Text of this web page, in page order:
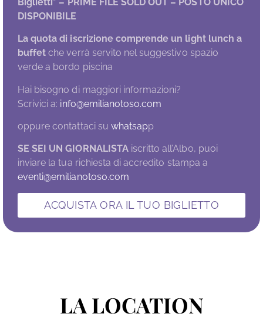
DISPONIBILE
La quota di iscrizione comprende un light lunch a
buffetche verrà servito nel suggestivo spazio
verde a bordo piscina
Hai bisogno di maggiori informazioni?
Scrivici a: info@emilianotoso.com
oppure contattaci su whatsapp
SE SEI UN GIORNALISTAiscritto all’Albo, puoi
inviare la tua richiesta di accredito stampa a
eventi@emilianotoso.com
ACQUISTA ORA IL TUO BIGLIETTO
LA LOCATION